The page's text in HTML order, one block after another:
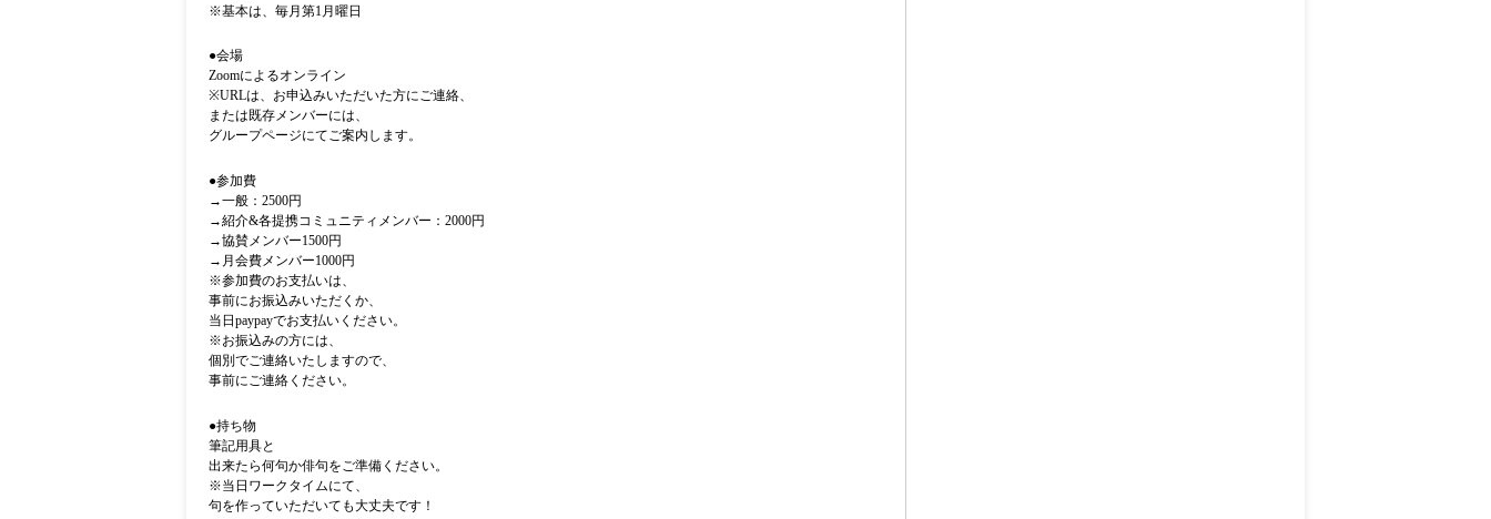
※基本は、毎月第1 月曜日
●会場
Zoomによるオンライン
※URLは、お申込みいただいた方にご連絡、
または既存メンバーには、
グループページにてご案内します。
●参加費
→一般： 2500円
→紹介&各提携コミュニティメンバー：2000円
→協賛メンバー1500円
→ 月会費メンバー1000円
※参加費のお支払いは、
事前にお振込みいただくか、
当日 paypayでお支払いください。
※お振込みの方には、
個別でご連絡いたしますので、
事前にご連絡ください。
●持ち物
筆記用具と
出来たら何句か俳句をご準備ください。
※当日ワークタイムにて、
句を作っていただいても大丈夫です！